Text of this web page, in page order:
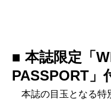
■ 本誌限定「
PASSPORT」
本誌の目玉となる特